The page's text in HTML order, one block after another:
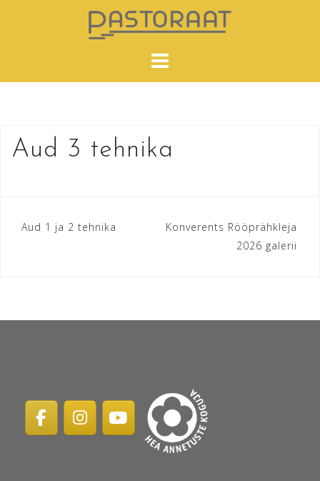
Aud 3 tehnika
Navigeerimine
Aud 1 ja 2 tehnika
Konverents Rööprähkleja
2026 galerii